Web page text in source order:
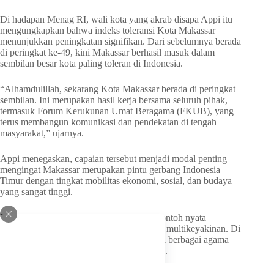
Di hadapan Menag RI, wali kota yang akrab disapa Appi itu
mengungkapkan bahwa indeks toleransi Kota Makassar
menunjukkan peningkatan signifikan. Dari sebelumnya berada
di peringkat ke-49, kini Makassar berhasil masuk dalam
sembilan besar kota paling toleran di Indonesia.
“Alhamdulillah, sekarang Kota Makassar berada di peringkat
sembilan. Ini merupakan hasil kerja bersama seluruh pihak,
termasuk Forum Kerukunan Umat Beragama (FKUB), yang
terus membangun komunikasi dan pendekatan di tengah
masyarakat,” ujarnya.
Appi menegaskan, capaian tersebut menjadi modal penting
mengingat Makassar merupakan pintu gerbang Indonesia
Timur dengan tingkat mobilitas ekonomi, sosial, dan budaya
yang sangat tinggi.
Ia juga menyebut kawasan BTP sebagai contoh nyata
kehidupan masyarakat yang multietnis dan multikeyakinan. Di
kawasan tersebut berdiri rumah ibadah dari berbagai agama
yang hidup berdampingan secara harmonis.